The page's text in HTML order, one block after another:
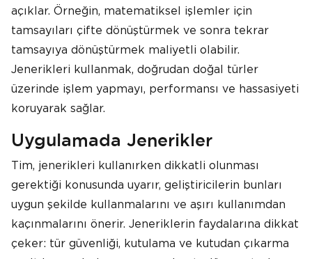
açıklar. Örneğin, matematiksel işlemler için
tamsayıları çifte dönüştürmek ve sonra tekrar
tamsayıya dönüştürmek maliyetli olabilir.
Jenerikleri kullanmak, doğrudan doğal türler
üzerinde işlem yapmayı, performansı ve hassasiyeti
koruyarak sağlar.
Uygulamada Jenerikler
Tim, jenerikleri kullanırken dikkatli olunması
gerektiği konusunda uyarır, geliştiricilerin bunları
uygun şekilde kullanmalarını ve aşırı kullanımdan
kaçınmalarını önerir. Jeneriklerin faydalarına dikkat
çeker: tür güvenliği, kutulama ve kutudan çıkarma